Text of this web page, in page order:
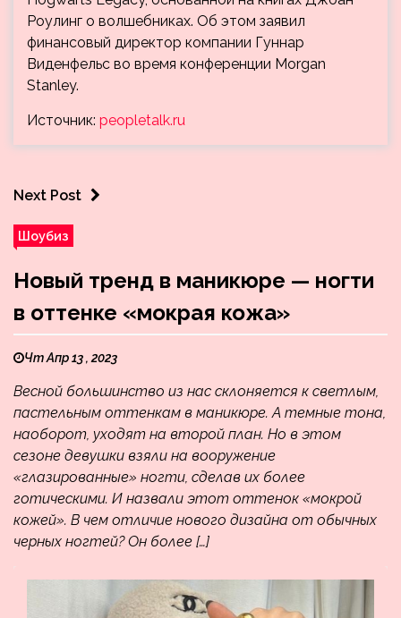
Роулинг о волшебниках. Об этом заявил
финансовый директор компании Гуннар
Виденфельс во время конференции Morgan
Stanley.
Источник: peopletalk.ru
Next Post
Шоубиз
Новый тренд в маникюре — ногти
в оттенке «мокрая кожа»
Чт Апр 13 , 2023
Весной большинство из нас склоняется к светлым,
пастельным оттенкам в маникюре. А темные тона,
наоборот, уходят на второй план. Но в этом
сезоне девушки взяли на вооружение
«глазированные» ногти, сделав их более
готическими. И назвали этот оттенок «мокрой
кожей». В чем отличие нового дизайна от обычных
черных ногтей? Он более […]